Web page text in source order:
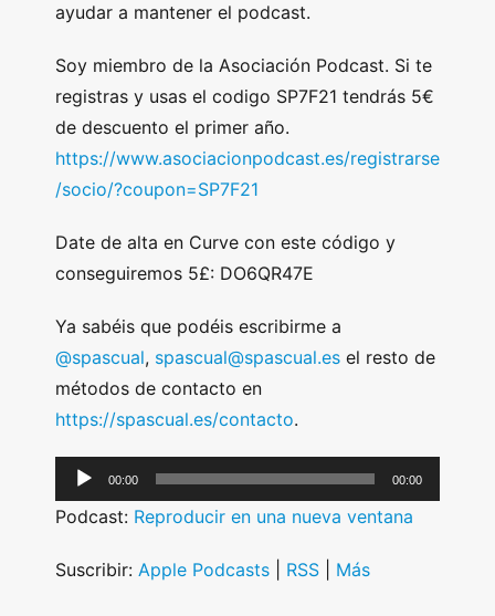
ayudar a mantener el podcast.
Soy miembro de la Asociación Podcast. Si te
registras y usas el codigo SP7F21 tendrás 5€
de descuento el primer año.
https://www.asociacionpodcast.es/registrarse
/socio/?coupon=SP7F21
Date de alta en Curve con este código y
conseguiremos 5£: DO6QR47E
Ya sabéis que podéis escribirme a
@spascual, spascual@spascual.es el resto de
métodos de contacto en
https://spascual.es/contacto.
u
i
00:00 00:00
Podcast: Reproducir en una nueva ventana
Suscribir: Apple Podcasts RSS Más